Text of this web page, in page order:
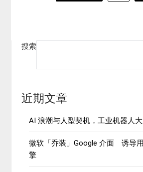
页搜索
近期文章
AI 浪潮与人型契机，工业机器人
微软「乔装」Google 介面 诱导
擎